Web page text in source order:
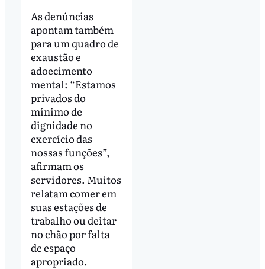
As denúncias
apontam também
para um quadro de
exaustão e
adoecimento
mental: “Estamos
privados do
mínimo de
dignidade no
exercício das
nossas funções”,
afirmam os
servidores. Muitos
relatam comer em
suas estações de
trabalho ou deitar
no chão por falta
de espaço
apropriado.